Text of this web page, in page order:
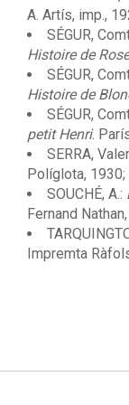
A. Artís, imp.,
SÉGUR,
Histoire de
SÉGUR,
Histoire de
SÉGUR,
petit Henri.
SERRA,
Políglota, 1930;
SOUCHÉ, A.:
Fernand
Impremta